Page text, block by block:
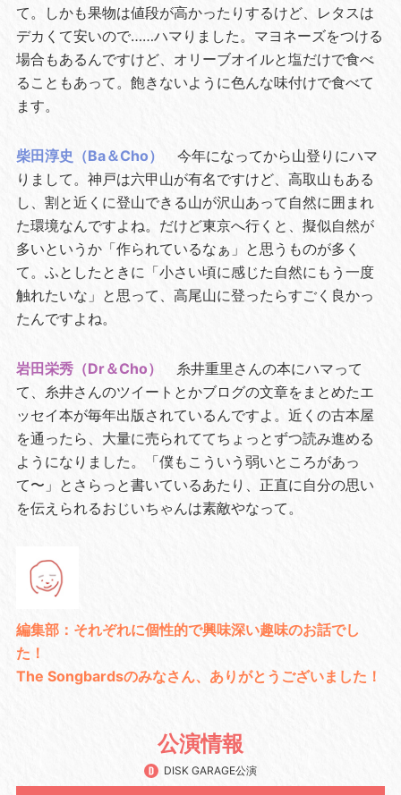
て。しかも果物は値段が高かったりするけど、レタスは
デカくて安いので……ハマりました。マヨネーズをつける
場合もあるんですけど、オリーブオイルと塩だけで食べ
ることもあって。飽きないように色んな味付けで食べて
ます。
柴田淳史（Ba＆Cho）
今年になってから山登りにハマ
りまして。神戸は六甲山が有名ですけど、高取山もある
し、割と近くに登山できる山が沢山あって自然に囲まれ
た環境なんですよね。だけど東京へ行くと、擬似自然が
多いというか「作られているなぁ」と思うものが多く
て。ふとしたときに「小さい頃に感じた自然にもう一度
触れたいな」と思って、高尾山に登ったらすごく良かっ
たんですよね。
岩田栄秀（Dr＆Cho）
糸井重里さんの本にハマって
て、糸井さんのツイートとかブログの文章をまとめたエ
ッセイ本が毎年出版されているんですよ。近くの古本屋
を通ったら、大量に売られててちょっとずつ読み進める
ようになりました。「僕もこういう弱いところがあっ
て〜」とさらっと書いているあたり、正直に自分の思い
を伝えられるおじいちゃんは素敵やなって。
編集部：それぞれに個性的で興味深い趣味のお話でし
た！
The Songbardsのみなさん、ありがとうございました！
公演情報
DISK GARAGE公演